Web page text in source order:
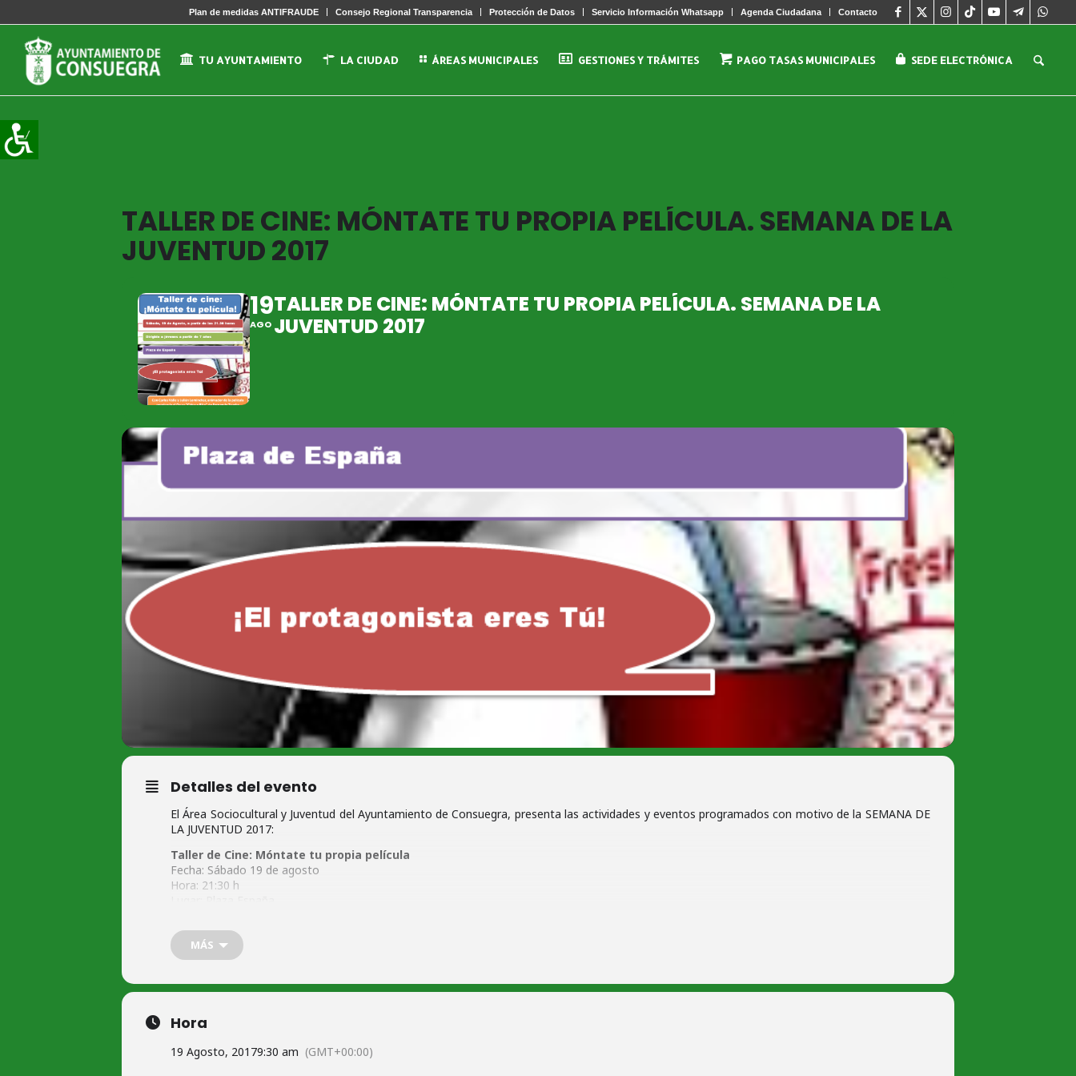
Plan de medidas ANTIFRAUDE Consejo Regional Transparencia Protección de Datos Servicio Información Whatsapp Agenda Ciudadana Contacto
TU AYUNTAMIENTO LA CIUDAD ÁREAS MUNICIPALES GESTIONES Y TRÁMITES PAGO TASAS MUNICIPALES SEDE ELECTRÓNICA
TALLER DE CINE: MÓNTATE TU PROPIA PELÍCULA. SEMANA DE LA
JUVENTUD 2017
19
AGO
TALLER DE CINE: MÓNTATE TU PROPIA PELÍCULA. SEMANA DE LA
JUVENTUD 2017
Detalles del evento
El Área Sociocultural y Juventud del Ayuntamiento de Consuegra, presenta las actividades y eventos programados con motivo de la SEMANA DE
LA JUVENTUD 2017:
Taller de Cine: Móntate tu propia película
Fecha: Sábado 19 de agosto
Hora: 21:30 h
(*) Con Carlos Valle y Julián Lominchar, animador de la película nominada al Oscar «Chico y Rita» de Fernando Trueba.
(**) Pueden asistir las familias con sus hijos.
(***) Los alumn@s deberán traer sus bicicletas
MÁS
Hora
19 Agosto, 20179:30 am (GMT+00:00)